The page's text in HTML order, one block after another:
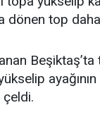
dönen top
Beşiktaş’ta
çeldi.